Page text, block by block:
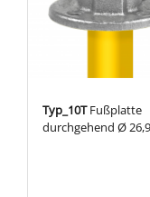
Typ_10TFußplatte
durchgehend Ø